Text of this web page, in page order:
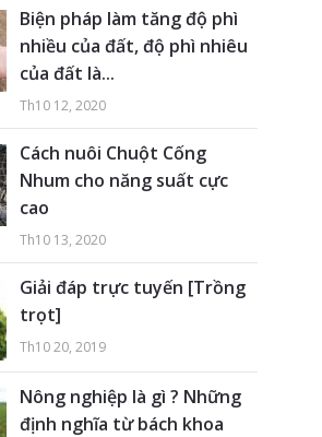
Biện pháp làm tăng độ phì
nhiều của đất, độ phì nhiêu
của đất là...
Th10 12, 2020
Cách nuôi Chuột Cống
Nhum cho năng suất cực
cao
Th10 13, 2020
Giải đáp trực tuyến [Trồng
trọt]
Th10 20, 2019
Nông nghiệp là gì ? Những
định nghĩa từ bách khoa